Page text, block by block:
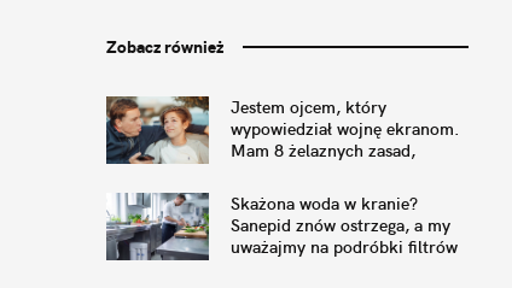
Zobacz również
Jestem ojcem, który
wypowiedział wojnę ekranom.
Mam 8 żelaznych zasad,
Skażona woda w kranie?
Sanepid znów ostrzega, a my
uważajmy na podróbki filtrów